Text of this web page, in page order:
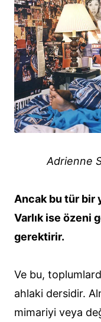
Adrienne
Ancak bu tür bir
Varlık ise özeni
gerektirir.
Ve bu,
ahlaki dersidir.
mimariyi veya